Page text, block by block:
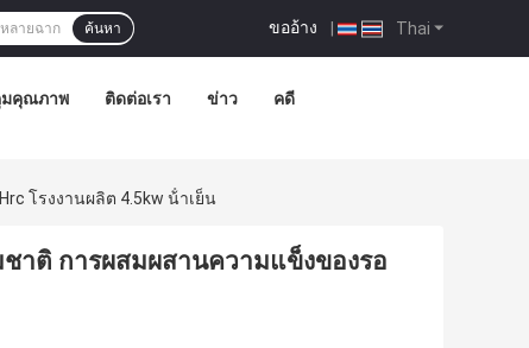
Thai
ขออ้าง |
ค้นหา
มคุณภาพ ติดต่อเรา ข่าว คดี
โรงงานผลิต 4.5kw น้ําเย็น
าติ การผสมผสานความแข็งของรอ